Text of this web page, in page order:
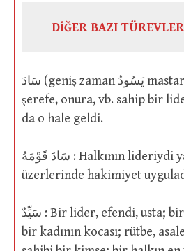
DİĞER BAZI
سَادَ (geniş zaman يَسُودُ mastar isim سِيَادَةٌ): Şana,
şerefe, onura, vb. sahip bir
da o hale geldi.
سَادَ قَوْمَهُ : Halkının lideriydi ya da o hale geldi,
üzerlerinde hakimiyet
سَيِّدٌ : Bir lider, efendi, usta; bir prens veya kral;
bir kadının kocası; rütbe,